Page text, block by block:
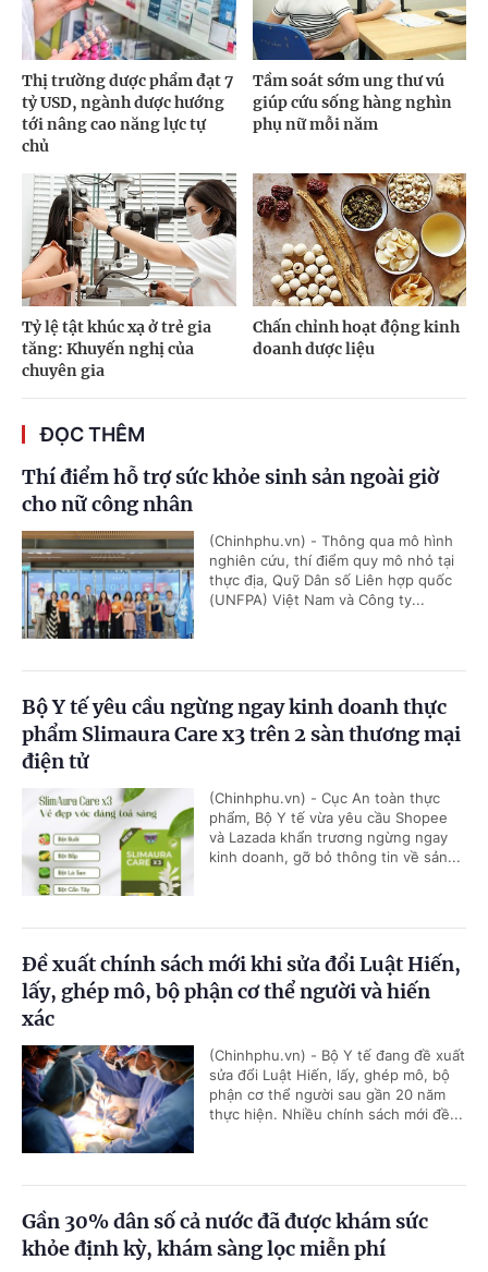
Thị trường dược phẩm đạt 7
tỷ USD, ngành dược hướng
tới nâng cao năng lực tự
chủ
Tầm soát sớm ung thư vú
giúp cứu sống hàng nghìn
phụ nữ mỗi năm
Tỷ lệ tật khúc xạ ở trẻ gia
tăng: Khuyến nghị của
chuyên gia
Chấn chỉnh hoạt động kinh
doanh dược liệu
ĐỌC THÊM
Thí điểm hỗ trợ sức khỏe sinh sản ngoài giờ
cho nữ công nhân
(Chinhphu.vn) - Thông qua mô hình
nghiên cứu, thí điểm quy mô nhỏ tại
thực địa, Quỹ Dân số Liên hợp quốc
(UNFPA) Việt Nam và Công ty...
Bộ Y tế yêu cầu ngừng ngay kinh doanh thực
phẩm Slimaura Care x3 trên 2 sàn thương mại
điện tử
(Chinhphu.vn) - Cục An toàn thực
phẩm, Bộ Y tế vừa yêu cầu Shopee
và Lazada khẩn trương ngừng ngay
kinh doanh, gỡ bỏ thông tin về sản...
Đề xuất chính sách mới khi sửa đổi Luật Hiến,
lấy, ghép mô, bộ phận cơ thể người và hiến
xác
(Chinhphu.vn) - Bộ Y tế đang đề xuất
sửa đổi Luật Hiến, lấy, ghép mô, bộ
phận cơ thể người sau gần 20 năm
thực hiện. Nhiều chính sách mới đề...
Gần 30% dân số cả nước đã được khám sức
khỏe định kỳ, khám sàng lọc miễn phí